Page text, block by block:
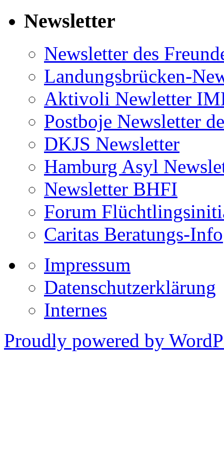
Newsletter
Newsletter des
Landungsbrücken-
Aktivoli Newletter
Postboje Newsletter
DKJS Newsletter
Hamburg Asyl
Newsletter BHFI
Forum
Caritas Beratungs-Info
Impressum
Datenschutzerklärung
Internes
Proudly powered by